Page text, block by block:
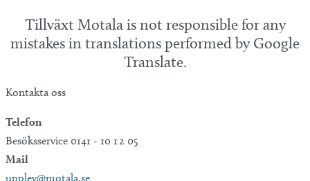
Tillväxt Motala is not responsible for any
mistakes in translations performed by Google
Translate.
Kontakta oss
Telefon
Besöksservice 0141 - 10 1 2 05
Mail
upplev@motala.se